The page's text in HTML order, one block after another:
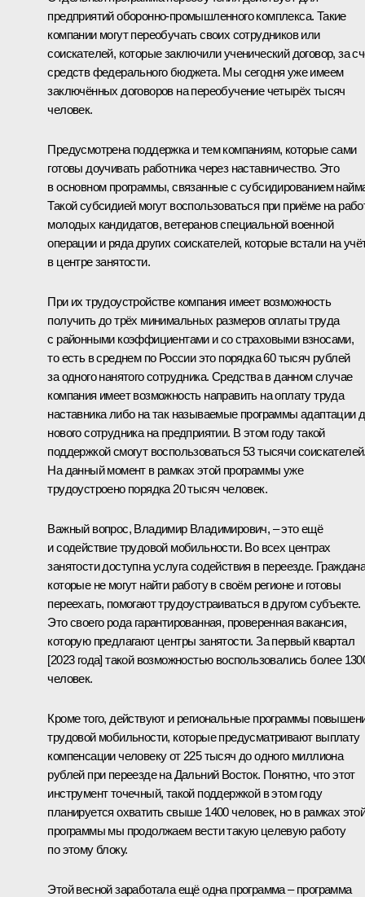
предприятий оборонно-промышленного комплекса. Такие
компании могут переобучать своих сотрудников или
соискателей, которые заключили ученический договор, за
средств федерального бюджета. Мы сегодня уже имеем
заключённых договоров на переобучение четырёх тысяч
человек.
Предусмотрена поддержка и тем компаниям, которые сами
готовы доучивать работника через наставничество. Это
в основном программы, связанные с субсидированием
Такой субсидией могут воспользоваться при приёме на
молодых кандидатов, ветеранов специальной военной
операции и ряда других соискателей, которые встали на
в центре занятости.
При их трудоустройстве компания имеет возможность
получить до трёх минимальных размеров оплаты труда
с районными коэффициентами и со страховыми взносами,
то есть в среднем по России это порядка 60 тысяч рублей
за одного нанятого сотрудника. Средства в данном случае
компания имеет возможность направить на оплату труда
наставника либо на так называемые программы адаптации
нового сотрудника на предприятии. В этом году такой
поддержкой смогут воспользоваться 53 тысячи
На данный момент в рамках этой программы уже
трудоустроено порядка 20 тысяч человек.
Важный вопрос, Владимир Владимирович, – это ещё
и содействие трудовой мобильности. Во всех центрах
занятости доступна услуга содействия в переезде.
которые не могут найти работу в своём регионе и готовы
переехать, помогают трудоустраиваться в другом субъекте.
Это своего рода гарантированная, проверенная вакансия,
которую предлагают центры занятости. За первый квартал
[2023 года] такой возможностью воспользовались более
человек.
Кроме того, действуют и региональные программы
трудовой мобильности, которые предусматривают выплату
компенсации человеку от 225 тысяч до одного миллиона
рублей при переезде на Дальний Восток. Понятно, что этот
инструмент точечный, такой поддержкой в этом году
планируется охватить свыше 1400 человек, но в рамках
программы мы продолжаем вести такую целевую работу
по этому блоку.
Этой весной заработала ещё одна программа – программа